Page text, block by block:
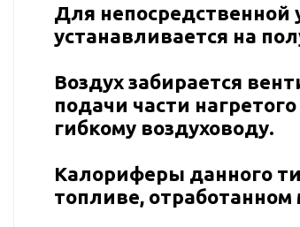
Для
устанавливается на
Воздух забирается
подачи части
гибкому воздуховоду.
Калориферы данного
топливе, отработанном